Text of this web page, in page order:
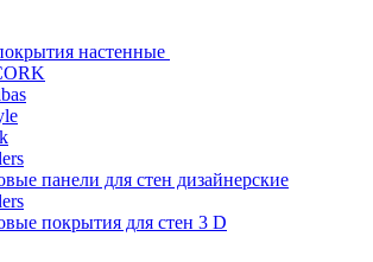
настенные
панели для стен дизайнерские
покрытия для стен 3 D